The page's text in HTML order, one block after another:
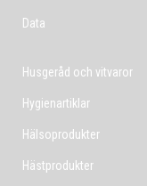
Data
Husgeråd och vitvaror
Hygienartiklar
Hälsoprodukter
Hästprodukter